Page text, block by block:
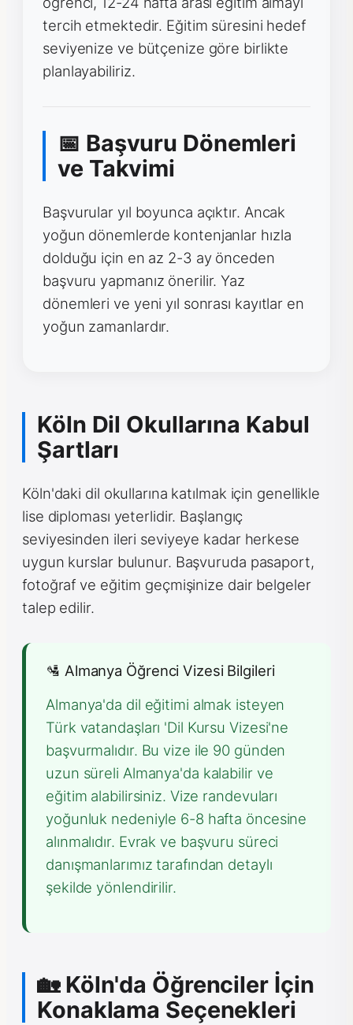
tercih etmektedir. Eğitim süresini hedef
seviyenize ve bütçenize göre birlikte
planlayabiliriz.
📅 Başvuru Dönemleri
ve Takvimi
Başvurular yıl boyunca açıktır. Ancak
yoğun dönemlerde kontenjanlar hızla
dolduğu için en az 2-3 ay önceden
başvuru yapmanız önerilir. Yaz
dönemleri ve yeni yıl sonrası kayıtlar en
yoğun zamanlardır.
Köln Dil Okullarına Kabul
Şartları
Köln'daki dil okullarına katılmak için genellikle
lise diploması yeterlidir. Başlangıç
seviyesinden ileri seviyeye kadar herkese
uygun kurslar bulunur. Başvuruda pasaport,
fotoğraf ve eğitim geçmişinize dair belgeler
talep edilir.
🛂 Almanya Öğrenci Vizesi Bilgileri
Almanya'da dil eğitimi almak isteyen
Türk vatandaşları 'Dil Kursu Vizesi'ne
başvurmalıdır. Bu vize ile 90 günden
uzun süreli Almanya'da kalabilir ve
eğitim alabilirsiniz. Vize randevuları
yoğunluk nedeniyle 6-8 hafta öncesine
alınmalıdır. Evrak ve başvuru süreci
danışmanlarımız tarafından detaylı
şekilde yönlendirilir.
🏡 Köln'da Öğrenciler İçin
Konaklama Seçenekleri